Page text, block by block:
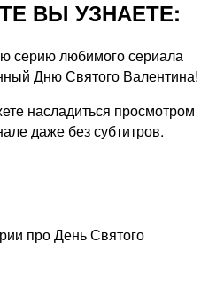
ВЫ УЗНАЕТЕ:
серию любимого сериала
Дню Святого Валентина!
насладиться просмотром
даже без субтитров.
про День Святого